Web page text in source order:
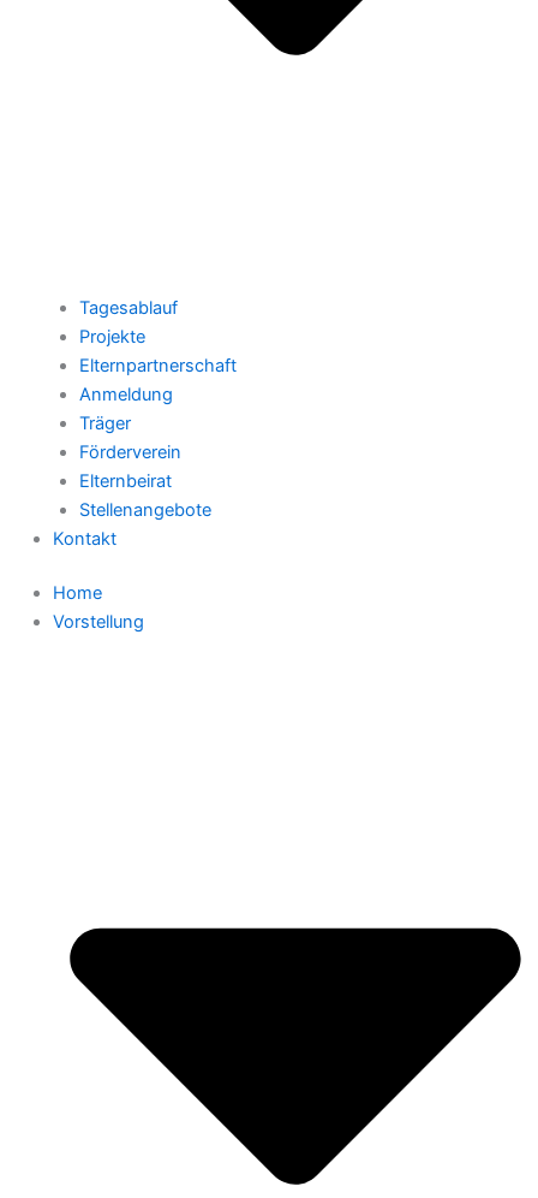
Tagesablauf
Projekte
Elternpartnerschaft
Anmeldung
Träger
Förderverein
Elternbeirat
Stellenangebote
Kontakt
Home
Vorstellung